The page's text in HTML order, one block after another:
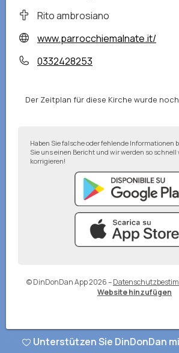
Rito ambrosiano
www.parrocchiemalnate.it/
0332428253
Der Zeitplan für diese Kirche wurde
Haben Sie falsche oder fehlende Informationen
Sie uns einen Bericht und wir werden so
korrigieren!
© DinDonDan App 2026–
Website hinzufügen
Unterstützen Sie DinDonDan